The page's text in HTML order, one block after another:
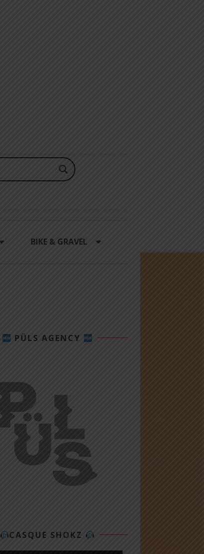
BIKE & GRAVEL
PÜLS AGENCY
CASQUE SHOKZ